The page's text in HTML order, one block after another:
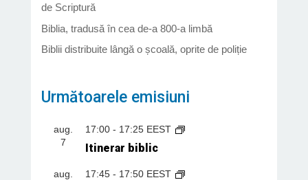
de Scriptură
Biblia, tradusă în cea de-a 800-a limbă
Biblii distribuite lângă o școală, oprite de poliție
Următoarele emisiuni
aug.
7
17:00- 17:25 EEST
Itinerar biblic
aug.
17:45- 17:50 EEST